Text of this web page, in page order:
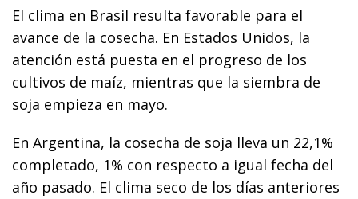
El clima en Brasil resulta favorable para el
avance de la cosecha. En Estados Unidos, la
atención está puesta en el progreso de los
cultivos de maíz, mientras que la siembra de
soja empieza en mayo.
En Argentina, la cosecha de soja lleva un 22,1%
completado, 1% con respecto a igual fecha del
año pasado. El clima seco de los días anteriores